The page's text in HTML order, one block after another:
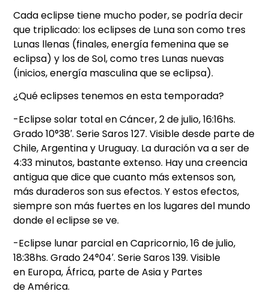
Cada eclipse tiene mucho poder, se podría decir
que triplicado: los eclipses de Luna son como tres
Lunas llenas (finales, energía femenina que se
eclipsa) y los de Sol, como tres Lunas nuevas
(inicios, energía masculina que se eclipsa).
¿Qué eclipses tenemos en esta temporada?
-Eclipse solar total en Cáncer, 2 de julio, 16:16hs.
Grado 10°38′. Serie Saros 127. Visible desde parte de
Chile, Argentina y Uruguay. La duración va a ser de
4:33 minutos, bastante extenso. Hay una creencia
antigua que dice que cuanto más extensos son,
más duraderos son sus efectos. Y estos efectos,
siempre son más fuertes en los lugares del mundo
donde el eclipse se ve.
-Eclipse lunar parcial en Capricornio, 16 de julio,
18:38hs. Grado 24°04′. Serie Saros 139. Visible
en Europa, África, parte de Asia y Partes
de América.